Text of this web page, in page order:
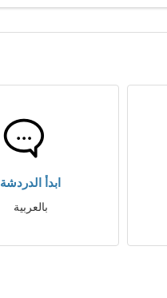
ابدأ الدردشة
بالعربية